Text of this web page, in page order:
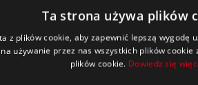
Ta strona używa plików
z plików cookie, aby zapewnić lepszą wygodę
używanie przez nas wszystkich plików
plików cookie. Dowiedz się